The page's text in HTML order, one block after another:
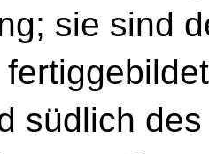
sie sind
südlich